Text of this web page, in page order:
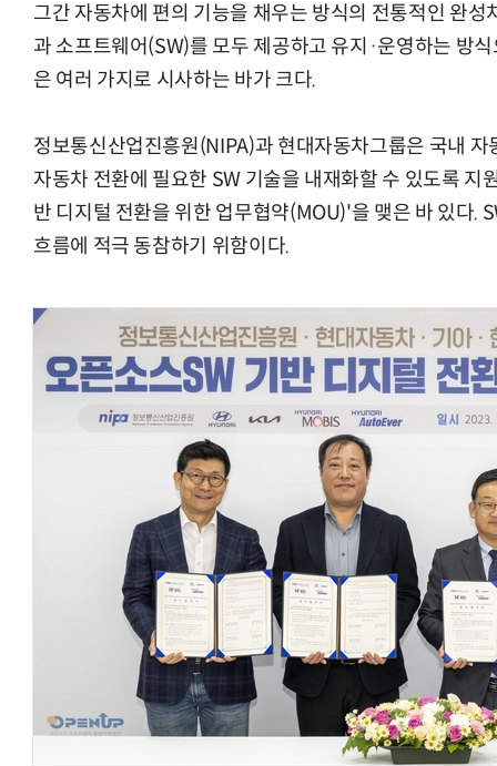
그간 자동차에 편의 기능을 채우는 방식의 전통적인 완
과 소프트웨어(SW)를 모두 제공하고 유지·운영하는 방
은 여러 가지로 시사하는 바가 크다.
정보통신산업진흥원(NIPA)과 현대자동차그룹은 국내
자동차 전환에 필요한 SW 기술을 내재화할 수 있도록 지
반 디지털 전환을 위한 업무협약(MOU)'을 맺은 바 있다.
흐름에 적극 동참하기 위함이다.